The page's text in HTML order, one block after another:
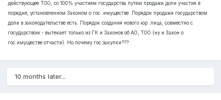
действующее ТОО, со 100% участием государства путем продажи доли участия в
порядке, установленном Законом о гос. имуществе. Порядок продажи государством
доли в законодательстве есть. Порядок создания нового юр. лица, совместно с
государством - вытекает только из ГК и Законов об АО, ТОО (ну и Закон о
гос.имуществе отчасти). Но почему гос.закупки???
10 months later...